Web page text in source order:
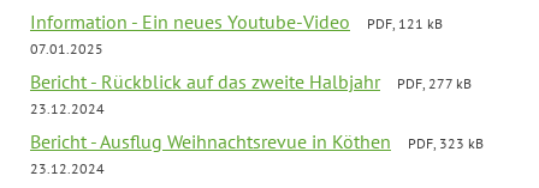
Information - Ein neues Youtube-Video
PDF, 121 kB
07.01.2025
Bericht - Rückblick auf das zweite Halbjahr
PDF, 277 kB
23.12.2024
Bericht - Ausflug Weihnachtsrevue in Köthen
PDF, 323 kB
23.12.2024